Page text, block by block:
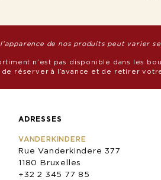
de nos produits peut varier
n’est pas disponible dans les
réserver à l’avance et de retirer
ADRESSES
VANDERKINDERE
Rue Vanderkindere 377
1180 Bruxelles
+32 2 345 77 85